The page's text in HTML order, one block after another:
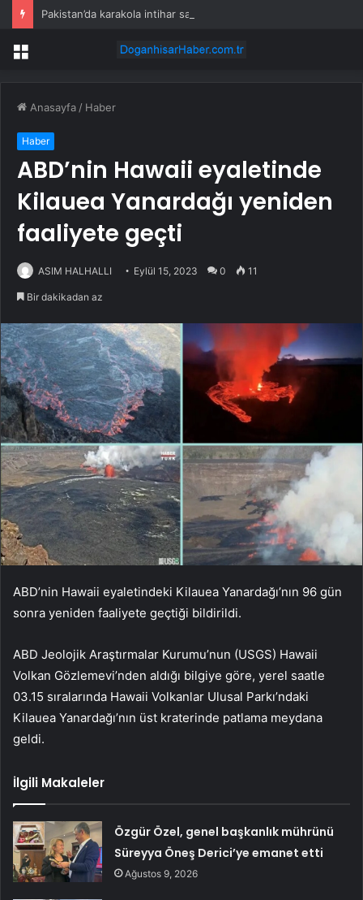
Pakistan’da karakola intihar saldırısı; 7 ölü, 15 yaralı
Menü
Anasayfa / Haber
Haber
ABD’nin Hawaii eyaletinde
Kilauea Yanardağı yeniden
faaliyete geçti
ASIM HALHALLI Eylül 15, 2023 0 11
Bir dakikadan az
ABD’nin Hawaii eyaletindeki Kilauea Yanardağı’nın 96 gün
sonra yeniden faaliyete geçtiği bildirildi.
ABD Jeolojik Araştırmalar Kurumu’nun (USGS) Hawaii
Volkan Gözlemevi’nden aldığı bilgiye göre, yerel saatle
03.15 sıralarında Hawaii Volkanlar Ulusal Parkı’ndaki
Kilauea Yanardağı’nın üst kraterinde patlama meydana
geldi.
İlgili Makaleler
Özgür Özel, genel başkanlık mührünü
Süreyya Öneş Derici’ye emanet etti
Ağustos 9, 2026